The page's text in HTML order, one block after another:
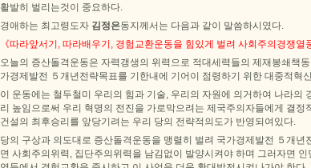
활발히 벌리는것이 중요하다.
경애하는 최고령도자 김정은동지께서는 다음과 같이 말씀하시였다.
《따라앞서기, 따라배우기, 경험교환운동을 힘있게 벌려 사회주의경쟁열
오늘의 증산돌격운동은 자력갱생의 위력으로 적대세력들의 제재봉쇄책
가경제발전 ５개년전략목표를 기한내에 기어이 점령하기 위한 대중적혁
이 운동에는 철두철미 우리의 힘과 기술, 우리의 자원에 의거하여 나라의
리 높임으로써 우리 혁명의 전진을 가로막으려는 제국주의자들에게 결정
건설의 최후승리를 앞당기려는 우리 당의 전략적의도가 반영되여있다.
당의 구상과 의도대로 증산돌격운동을 맹렬히 벌려 국가경제발전 ５개년
면 사회주의위력, 집단주의위력을 남김없이 발양시켜야 하며 그러자면